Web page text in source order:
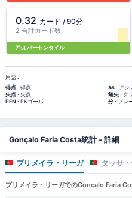
0.32 カード / 90分
2 合計カード数
71st パーセンタイル
用語 :
得点: 得点 As: アシ
失点: 失点 無失: ク
PEN : PKゴール 分: プレ
Gonçalo Faria Costa統計 - 詳細
プリメイラ・リーガ タッサ
プリメイラ・リーガでのGonçalo Faria